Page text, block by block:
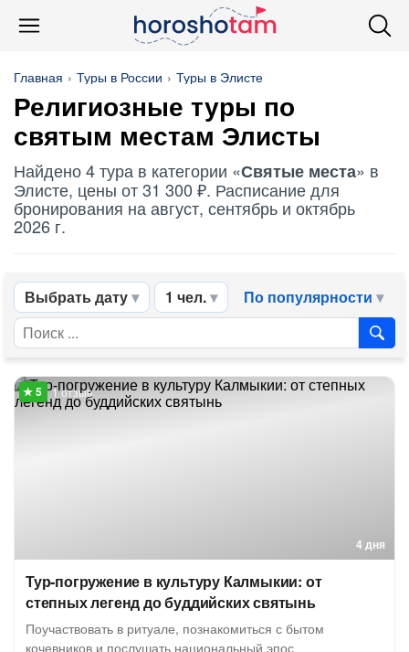
Главная Туры в России Туры в Элисте
Религиозные туры по
святым местам Элисты
Найдено 4 тура в категории «Святые места» в
Элисте, цены от 31 300 ₽. Расписание для
бронирования на август, сентябрь и октябрь
2026 г.
Выбрать дату 1 чел. По популярности
4 дня
1 отзыв
Тур-погружение в культуру Калмыкии: от
степных легенд до буддийских святынь
Поучаствовать в ритуале, познакомиться с бытом
кочевников и послушать национальный эпос